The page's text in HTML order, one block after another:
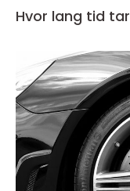
Hvor lang tid